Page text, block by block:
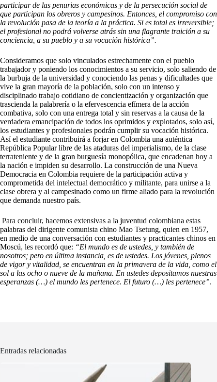
participar de las penurias económicas y de la persecución social de
que participan los obreros y campesinos. Entonces, el compromiso con
la revolución pasa de la teoría a la práctica. Si es total es irreversible;
el profesional no podrá volverse atrás sin una flagrante traición a su
conciencia, a su pueblo y a su vocación histórica”.
Consideramos que solo vinculados estrechamente con el pueblo
trabajador y poniendo los conocimientos a su servicio, solo saliendo de
la burbuja de la universidad y conociendo las penas y dificultades que
vive la gran mayoría de la población, solo con un intenso y
disciplinado trabajo cotidiano de concientización y organización que
trascienda la palabrería o la efervescencia efímera de la acción
combativa, solo con una entrega total y sin reservas a la causa de la
verdadera emancipación de todos los oprimidos y explotados, solo así,
los estudiantes y profesionales podrán cumplir su vocación histórica.
Así el estudiante contribuirá a forjar en Colombia una auténtica
República Popular libre de las ataduras del imperialismo, de la clase
terrateniente y de la gran burguesía monopólica, que encadenan hoy a
la nación e impiden su desarrollo. La construcción de una Nueva
Democracia en Colombia requiere de la participación activa y
comprometida del intelectual democrático y militante, para unirse a la
clase obrera y al campesinado como un firme aliado para la revolución
que demanda nuestro país.
Para concluir, hacemos extensivas a la juventud colombiana estas
palabras del dirigente comunista chino Mao Tsetung, quien en 1957,
en medio de una conversación con estudiantes y practicantes chinos en
Moscú, les recordó que: “El mundo es de ustedes, y también de
nosotros; pero en última instancia, es de ustedes. Los jóvenes, plenos
de vigor y vitalidad, se encuentran en la primavera de la vida, como el
sol a las ocho o nueve de la mañana. En ustedes depositamos nuestras
esperanzas (…) el mundo les pertenece. El futuro (…) les pertenece”.
Entradas relacionadas